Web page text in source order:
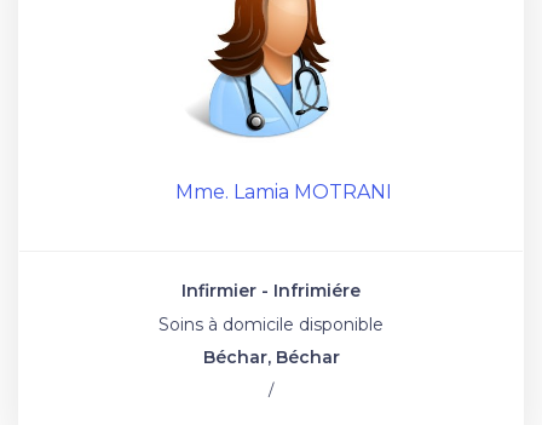
Mme. Lamia MOTRANI
Infirmier - Infrimiére
Soins à domicile disponible
Béchar, Béchar
/